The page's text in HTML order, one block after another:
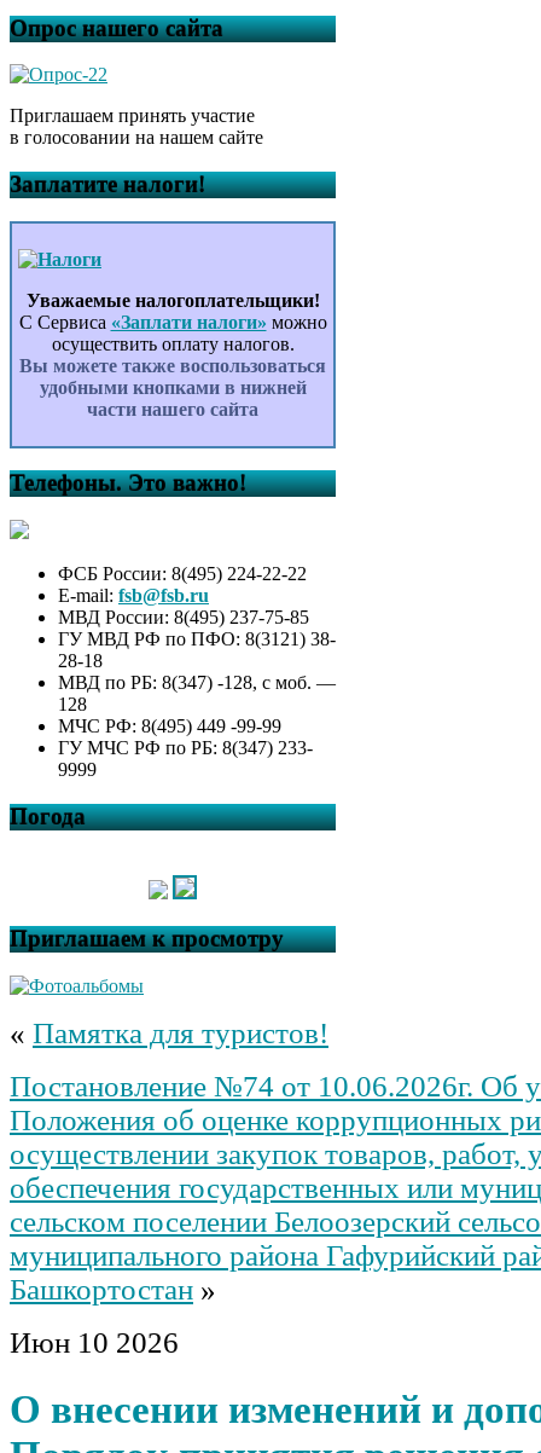
Опрос нашего сайта
Приглашаем принять участие
в голосовании на нашем сайте
Заплатите налоги!
Уважаемые налогоплательщики!
С Сервиса «Заплати налоги» можно
осуществить оплату налогов.
Вы можете также воспользоваться
удобными кнопками в нижней
части нашего сайта
Телефоны. Это важно!
ФСБ России: 8(495) 224-22-22
E-mail: fsb@fsb.ru
МВД России: 8(495) 237-75-85
ГУ МВД РФ по ПФО: 8(3121) 38-
28-18
МВД по РБ: 8(347) -128, с моб. —
128
МЧС РФ: 8(495) 449 -99-99
ГУ МЧС РФ по РБ: 8(347) 233-
9999
Погода
Приглашаем к просмотру
« Памятка для туристов!
Постановление №74 от 10.06.2026г. Об
Положения об оценке коррупционных
осуществлении закупок товаров, работ,
обеспечения государственных или
сельском поселении Белоозерский
муниципального района Гафурийский
Башкортостан »
Июн 10 2026
О внесении изменений и